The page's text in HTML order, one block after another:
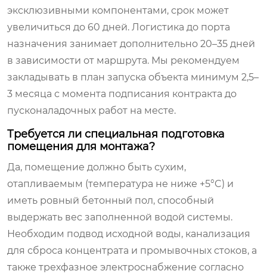
эксклюзивными компонентами, срок может
увеличиться до 60 дней. Логистика до порта
назначения занимает дополнительно 20–35 дней
в зависимости от маршрута. Мы рекомендуем
закладывать в план запуска объекта минимум 2,5–
3 месяца с момента подписания контракта до
пусконаладочных работ на месте.
Требуется ли специальная подготовка
помещения для монтажа?
Да, помещение должно быть сухим,
отапливаемым (температура не ниже +5°C) и
иметь ровный бетонный пол, способный
выдержать вес заполненной водой системы.
Необходим подвод исходной воды, канализация
для сброса концентрата и промывочных стоков, а
также трехфазное электроснабжение согласно